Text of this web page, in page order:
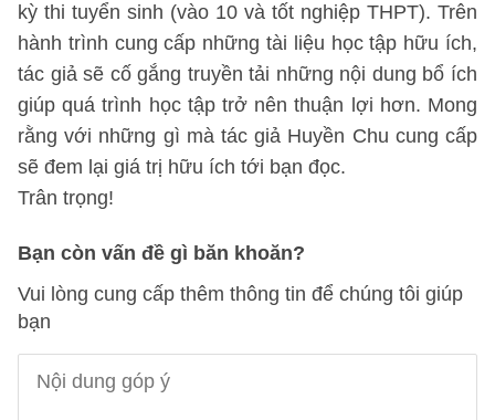
kỳ thi tuyển sinh (vào 10 và tốt nghiệp THPT). Trên
hành trình cung cấp những tài liệu học tập hữu ích,
tác giả sẽ cố gắng truyền tải những nội dung bổ ích
giúp quá trình học tập trở nên thuận lợi hơn. Mong
rằng với những gì mà tác giả Huyền Chu cung cấp
sẽ đem lại giá trị hữu ích tới bạn đọc.
Trân trọng!
Bạn còn vấn đề gì băn khoăn?
Vui lòng cung cấp thêm thông tin để chúng tôi giúp
bạn